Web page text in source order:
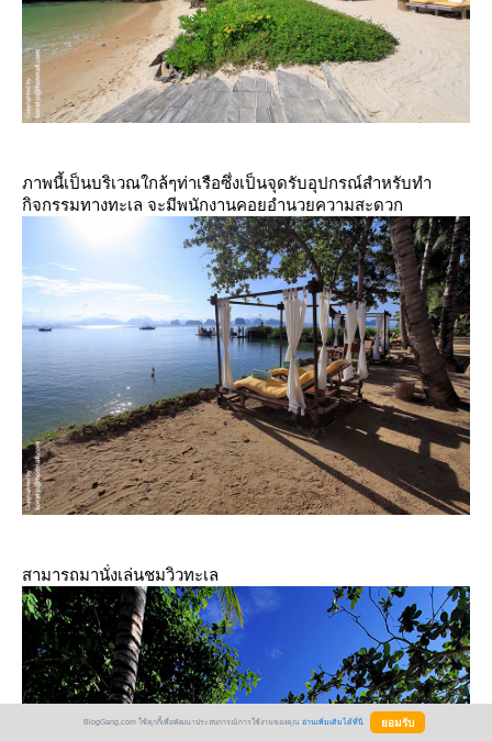
ภาพนี้เป็นบริเวณใกล้ๆท่าเรือซึ่งเป็นจุดรับอุปกรณ์สำหรับทำ
กิจกรรมทางทะเล จะมีพนักงานคอยอำนวยความสะดวก
สามารถมานั่งเล่นชมวิวทะเล
BlogGang.com ใช้คุกกี้เพื่อพัฒนาประสบการณ์การใช้งานของคุณ อ่านเพิ่มเติมได้ที่นี่